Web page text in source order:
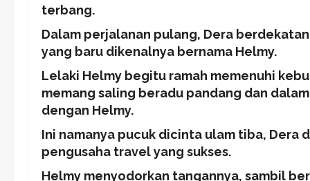
terbang.
Dalam perjalanan pulang, Dera
yang baru dikenalnya bernama Helmy.
Lelaki Helmy begitu ramah memenuhi
memang saling beradu pandang dan
dengan Helmy.
Ini namanya pucuk dicinta ulam tiba, Dera
pengusaha travel yang sukses.
Helmy menyodorkan tangannya, sambil